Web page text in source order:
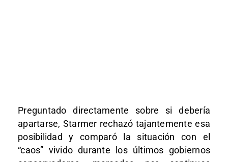
Preguntado directamente sobre si debería
apartarse, Starmer rechazó tajantemente esa
posibilidad y comparó la situación con el
“caos” vivido durante los últimos gobiernos